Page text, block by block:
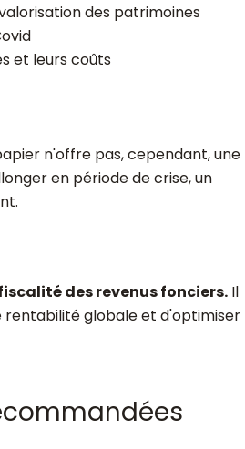
des patrimoines
et leurs coûts
n'offre pas, cependant, une
en période de crise, un
des revenus fonciers. Il
rentabilité globale et d'optimiser